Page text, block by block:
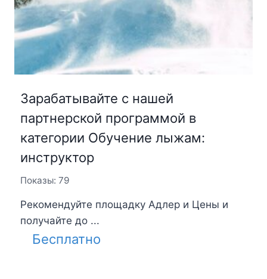
Зарабатывайте с нашей
партнерской программой в
категории Обучение лыжам:
инструктор
Показы: 79
Рекомендуйте площадку Адлер и Цены и
получайте до ...
Бесплатно